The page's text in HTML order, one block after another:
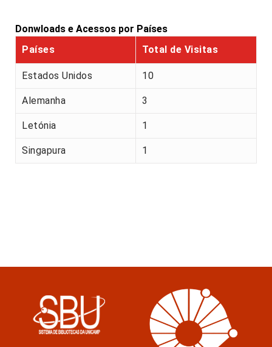
Donwloads e Acessos por Países
Países
Total de Visitas
Estados Unidos 10
Alemanha 3
Letónia 1
Singapura 1